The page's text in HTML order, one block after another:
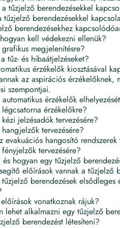
tűzjelző berendezésekkel
berendezésekkel
berendezésekhez
kell védekezni ellenük?
megjelenítésre?
tűz- és hibaátjelzéseket?
érzékelők kiosztásával
az aspirációs érzékelőknek,
szempontjai.
érzékelők
érzékelőkre?
jelzésadók tervezésére?
tervezésére?
hangosító rendszerek
tervezésére?
hogyan egy tűzjelző
előírások vannak a tűzjelző
berendezések elsődleges
vonatkoznak rájuk?
lehet alkalmazni egy tűzjelző
berendezést létesíteni?